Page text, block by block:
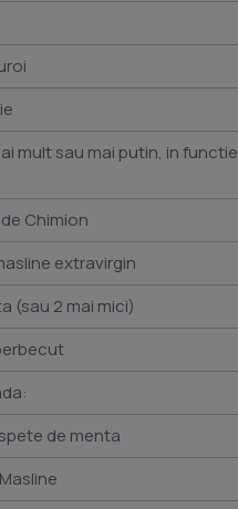
mult sau mai putin, in functie
Chimion
extravirgin
(sau 2 mai mici)
de menta